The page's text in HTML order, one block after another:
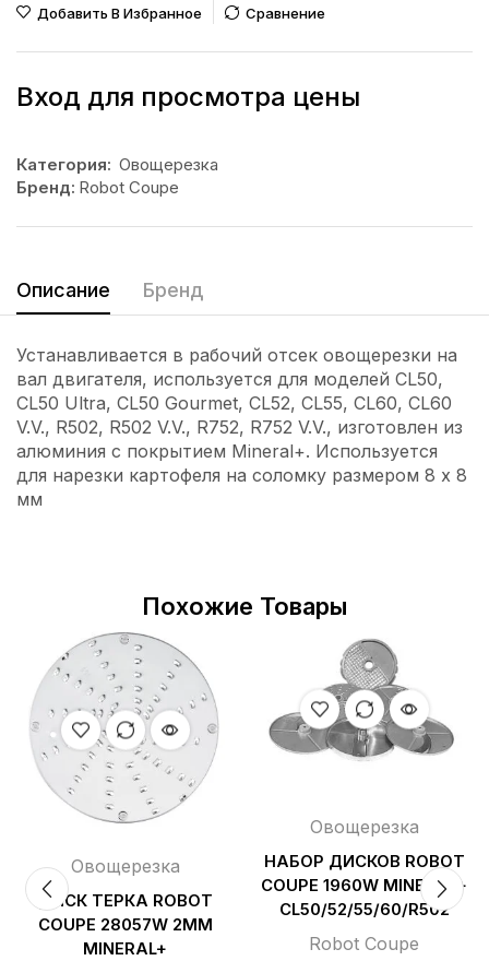
Добавить В Избранное Сравнение
Вход для просмотра цены
Категория: Овощерезка
Бренд: Robot Coupe
Описание Бренд
Устанавливается в рабочий отсек овощерезки на
вал двигателя, используется для моделей CL50,
CL50 Ultra, CL50 Gourmet, CL52, CL55, CL60, CL60
V.V., R502, R502 V.V., R752, R752 V.V., изготовлен из
алюминия с покрытием Mineral+. Используется
для нарезки картофеля на соломку размером 8 х 8
мм
Похожие Товары
Овощерезка
ДИСК ТЕРКА ROBOT
COUPE 28057W 2ММ
MINERAL+
Овощерезка
НАБОР ДИСКОВ ROBOT
COUPE 1960W MINERAL+
CL50/52/55/60/R502
Robot Coupe